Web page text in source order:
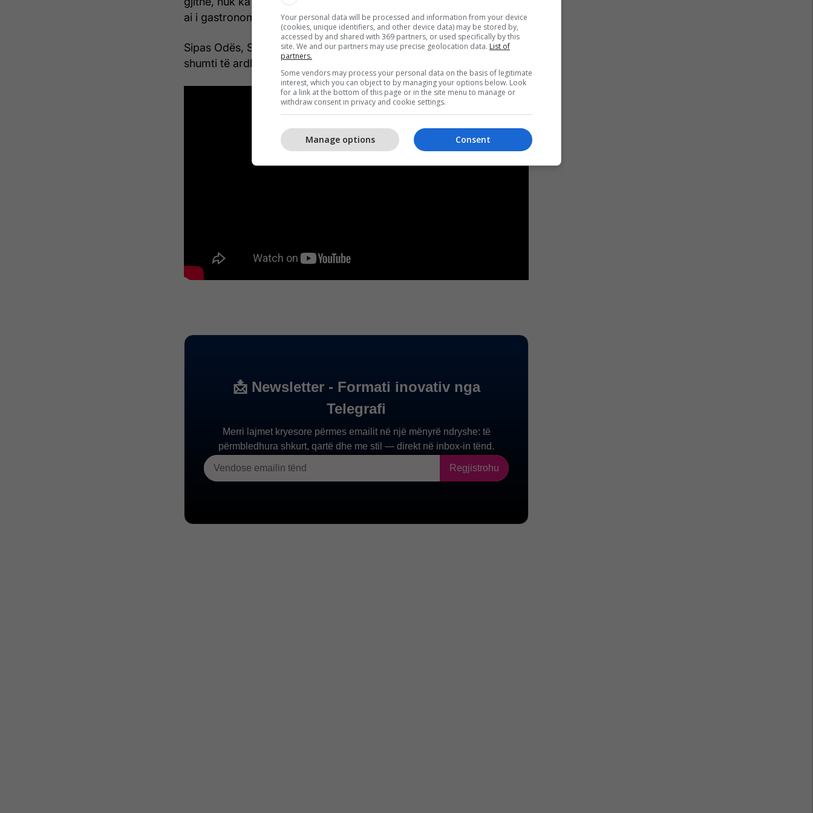
ai i gastronomisë, ai i veshmbathjes”, tha ai.
Sipas Odës, Sunny Hill tashmë ka emrin e një eventi që sjell më së
shumti të ardhura financiare.
Your personal data will be processed and information from your device
(cookies, unique identifiers, and other device data) may be stored by,
accessed by and shared with 369 partners, or used specifically by this
site. We and our partners may use precise geolocation data. List of
partners.
Some vendors may process your personal data on the basis of legitimate
interest, which you can object to by managing your options below. Look
for a link at the bottom of this page or in the site menu to manage or
withdraw consent in privacy and cookie settings.
Consent
Manage options